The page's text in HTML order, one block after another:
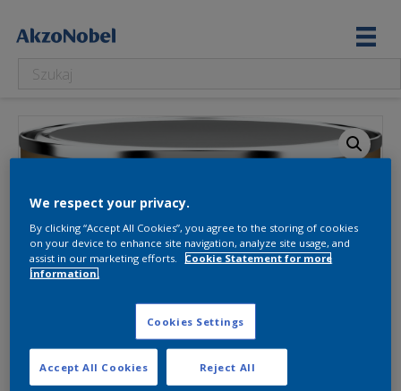
We respect your privacy.
By clicking “Accept All Cookies”, you agree to the storing of cookies
on your device to enhance site navigation, analyze site usage, and
assist in our marketing efforts.
Cookie Statement for more
information.
Cookies Settings
Reject All
Accept All Cookies